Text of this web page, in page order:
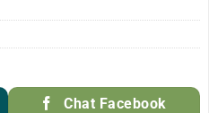
Chat Facebook